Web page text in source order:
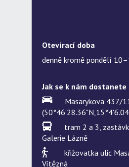
Otevírací doba
denně kromě pondělí
Jak se k nám dostanete
Masarykova 437/
tram 2 a 3,
Galerie Lázně
křižovatka ulic
Vítězná